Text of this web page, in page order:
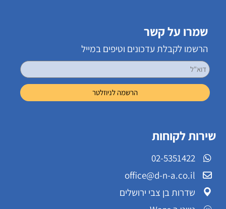
שמרו על קשר
הרשמו לקבלת עדכונים וטיפים במייל
שירות לקוחות
02-5351422
office@d-n-a.co.il
שדרות בן צבי ירושלים